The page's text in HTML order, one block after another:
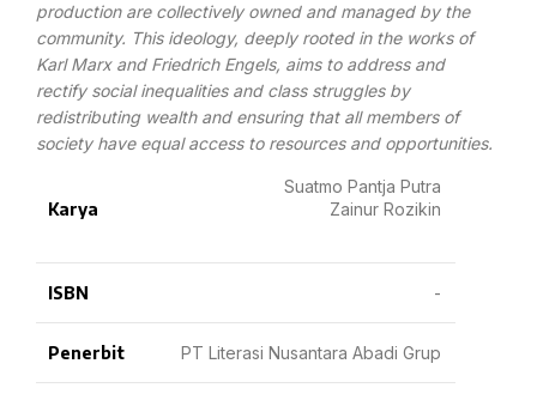
production are collectively owned and managed by the
community. This ideology, deeply rooted in the works of
Karl Marx and Friedrich Engels, aims to address and
rectify social inequalities and class struggles by
redistributing wealth and ensuring that all members of
society have equal access to resources and opportunities.
Karya
Suatmo Pantja Putra
Zainur Rozikin
ISBN -
Penerbit PT Literasi Nusantara Abadi Grup